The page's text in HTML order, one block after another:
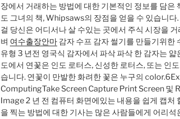
장에서 거래하는 방법에 대한 기본적인 정보를 담은
도 그녀의 책, Whipsaws의 장점을 얻을 수 있습니다
걸 당신은 어디서나 살 수있는 곳에서 주식 시장을
벼 여수출장안마 감자 수프 감자 썰기를 만들기위한
유형 3 년전 영국식 감자에서 파삭 파삭 한 감자는 얇
도에서 연꽃은 인도 로터스, 신성한 로터스, 또는 인
습니다. 연꽃이 만발한 화려한 꽃은 누구의
ComputingTake Screen Capture Print Screen 및
Image 2 년 전 컴퓨터 화면에있는 내용을 쉽게 캡처
을 찍는 방법에 대한 기사는 많은 사람들에게 어리석